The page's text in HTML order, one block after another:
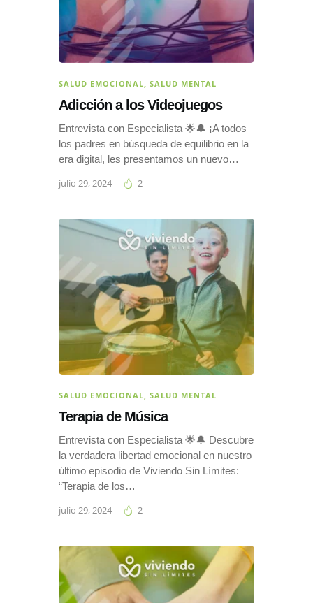
SALUD EMOCIONAL SALUD MENTAL
Adicción a los Videojuegos
Entrevista con Especialista 🌟🔔 ¡A todos
los padres en búsqueda de equilibrio en la
era digital, les presentamos un nuevo…
julio 29, 2024 2
SALUD EMOCIONAL, SALUD MENTAL
Terapia de Música
Entrevista con Especialista 🌟🔔 Descubre
la verdadera libertad emocional en nuestro
último episodio de Viviendo Sin Límites:
“Terapia de los…
julio 29, 2024 2